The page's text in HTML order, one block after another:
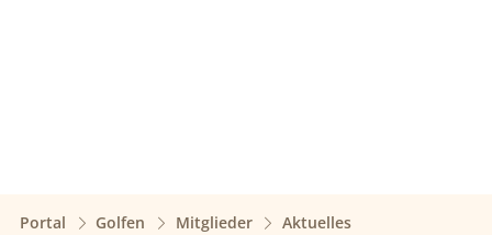
Portal Golfen Mitglieder Aktuelles